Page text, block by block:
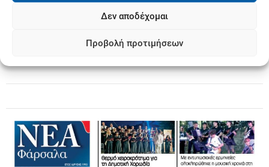
Δεν αποδέχομαι
Προβολή προτιμήσεων